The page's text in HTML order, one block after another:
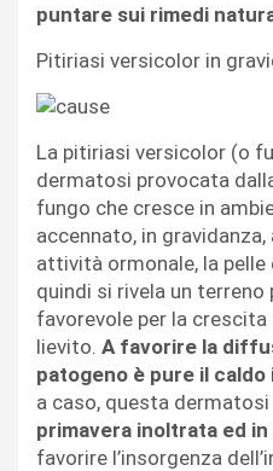
puntare sui rimedi
Pitiriasi versicolor in
La pitiriasi versicolor (o
dermatosi provocata
fungo che cresce in
accennato, in gravidanza,
attività ormonale, la pelle
quindi si rivela un
favorevole per la
lievito. A favorire la
patogeno è pure il caldo
a caso, questa dermatosi
primavera inoltrata ed
favorire l’insorgenza